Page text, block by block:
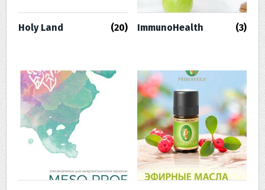
Holy Land (20) ImmunoHealth (3)